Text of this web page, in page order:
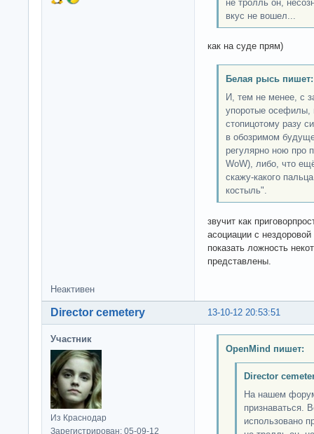
не тролль он,
вкус не вошел...
как на суде прям)
Белая рысь пишет:
И, тем не менее, с
упоротые осефилы,
стопицотому разу
в обозримом
регулярно ною про
WoW), либо, что
скажу-какого
костыль".
звучит как
асоциации с
показать ложность
представлены.
Неактивен
13-10-12 20:53:51
Director cemetery
Участник
Из Краснодар
Зарегистрирован: 05-09-12
OpenMind пишет:
Director
На нашем
признаваться.
использовано